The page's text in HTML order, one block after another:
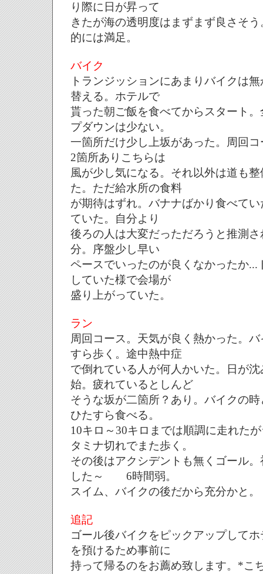
り際に日が昇って
きたが海の透明度はまずまず良さそ
的には満足。
バイク
トランジッションにあまりバイクは
替える。ホテルで
貰った朝ご飯を食べてからスタート
プダウンは少ない。
一箇所だけ少し上坂があった。周回
2箇所ありこちらは
風が少し気になる。それ以外は道も
た。ただ給水所の食料
が期待はずれ。バナナばかり食べて
ていた。自分より
後ろの人は大変だっただろうと推測
分。序盤少し早い
ペースでいったのが良くなかったか
していた様で会場が
盛り上がっていた。
ラン
周回コース。天気が良く熱かった。
すら歩く。途中熱中症
で倒れている人が何人かいた。日が
始。疲れているとしんど
そうな坂が二箇所？あり。バイクの
ひたすら食べる。
10キロ～30キロまでは順調に走れた
タミナ切れでまた歩く。
その後はアクシデントも無くゴール
した～ 6時間弱。
スイム、バイクの後だから充分かと。
追記
ゴール後バイクをピックアップして
を預けるため事前に
持って帰るのをお薦め致します。*こ